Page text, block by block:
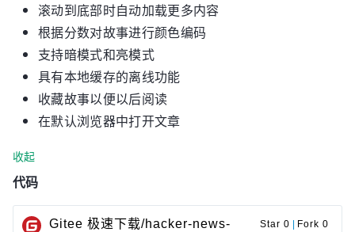
滚动到底部时自动加载更多内容
根据分数对故事进行颜色编码
支持暗模式和亮模式
具有本地缓存​​的离线功能
收藏故事以便以后阅读
在默认浏览器中打开文章
收起
代码
Gitee 极速下载/hacker-news-
Star 0 Fork 0